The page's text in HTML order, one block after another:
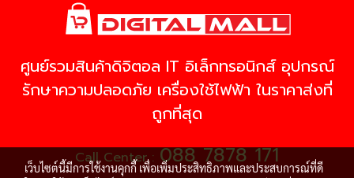
ศูนย์รวมสินค้าดิจิตอล IT อิเล็กทรอนิกส์ อุปกรณ์
รักษาความปลอดภัย เครื่องใช้ไฟฟ้า ในราคาส่งที่
ถูกที่สุด
Call Center : 088 7878 171
เว็บไซต์นี้มีการใช้งานคุกกี้ เพื่อเพิ่มประสิทธิภาพและประสบการณ์ที่ดี